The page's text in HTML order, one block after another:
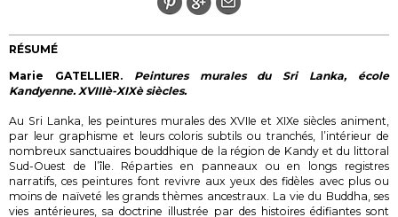
RÉSUMÉ
Marie GATELLIER. Peintures murales du Sri Lanka, école
Kandyenne. XVIIIè-XIXè siècles.
Au Sri Lanka, les peintures murales des XVIIe et XIXe siècles animent,
par leur graphisme et leurs coloris subtils ou tranchés, l’intérieur de
nombreux sanctuaires bouddhique de la région de Kandy et du littoral
Sud-Ouest de l’île. Réparties en panneaux ou en longs registres
narratifs, ces peintures font revivre aux yeux des fidèles avec plus ou
moins de naïveté les grands thèmes ancestraux. La vie du Buddha, ses
vies antérieures, sa doctrine illustrée par des histoires édifiantes sont